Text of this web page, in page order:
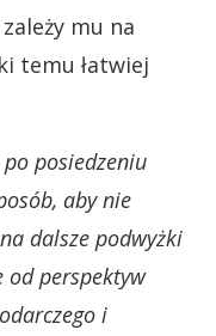
mu na
temu łatwiej
posiedzeniu
aby nie
dalsze podwyżki
od perspektyw
i